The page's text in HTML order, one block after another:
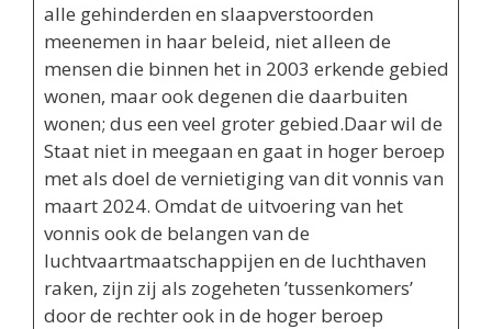
alle gehinderden en slaapverstoorden
meenemen in haar beleid, niet alleen de
mensen die binnen het in 2003 erkende gebied
wonen, maar ook degenen die daarbuiten
wonen; dus een veel groter gebied.Daar wil de
Staat niet in meegaan en gaat in hoger beroep
met als doel de vernietiging van dit vonnis van
maart 2024. Omdat de uitvoering van het
vonnis ook de belangen van de
luchtvaartmaatschappijen en de luchthaven
raken, zijn zij als zogeheten ’tussenkomers’
door de rechter ook in de hoger beroep